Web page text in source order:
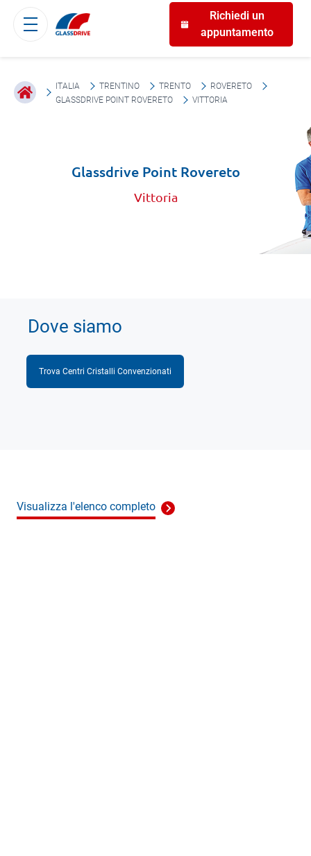
Richiedi un
appuntamento
ITALIA TRENTINO TRENTO
ROVERETO
GLASSDRIVE POINT ROVERETO
VITTORIA
Glassdrive Point Rovereto
Vittoria
Dove siamo
Trova Centri Cristalli Convenzionati
Visualizza l'elenco completo